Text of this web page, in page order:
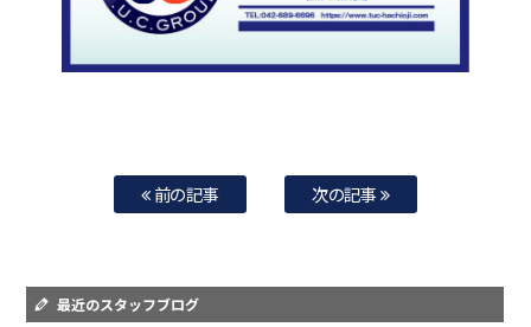
前の記事 次の記事
最近のスタッフブログ